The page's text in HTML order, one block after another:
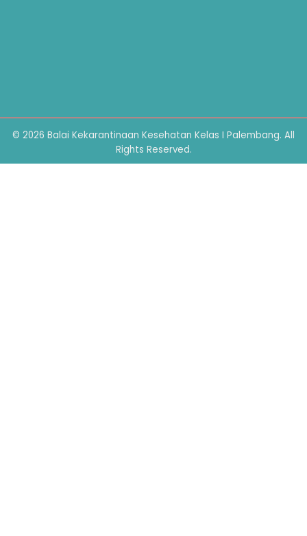
© 2026 Balai Kekarantinaan Kesehatan Kelas I Palembang. All
Rights Reserved.